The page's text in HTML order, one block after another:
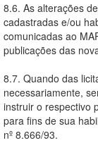
8.6. As alterações
cadastradas e/ou
comunicadas ao
publicações das
8.7. Quando das
necessariamente,
instruir o respectivo
para fins de sua
nº 8.666/93.